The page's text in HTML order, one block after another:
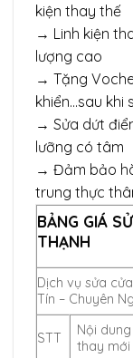
kiện thay thế
→ Linh kiện
lượng cao
→ Tặng
khiển…sau khi
→ Sửa dứt
lưỡng có tâm
→ Đảm bảo
trung thực
BẢNG GIÁ
THẠNH
Dịch vụ sửa
Tín – Chuyên
STT
Nội
thay mới